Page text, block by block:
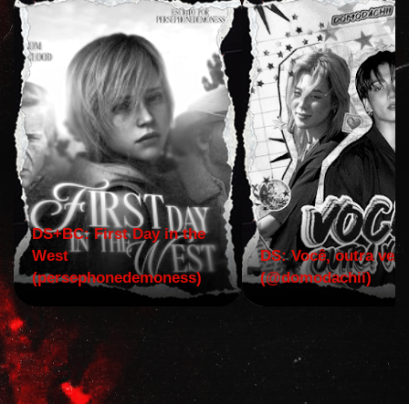
DS+BC: First Day in the
West
(persephonedemoness)
DS: Você, outra vez!
(@domodachii)